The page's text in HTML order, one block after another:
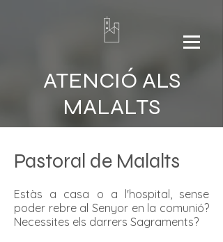
ATENCIÓ ALS
MALALTS
Pastoral de Malalts
Estàs a casa o a l'hospital, sense
poder rebre al Senyor en la comunió?
Necessites els darrers Sagraments?